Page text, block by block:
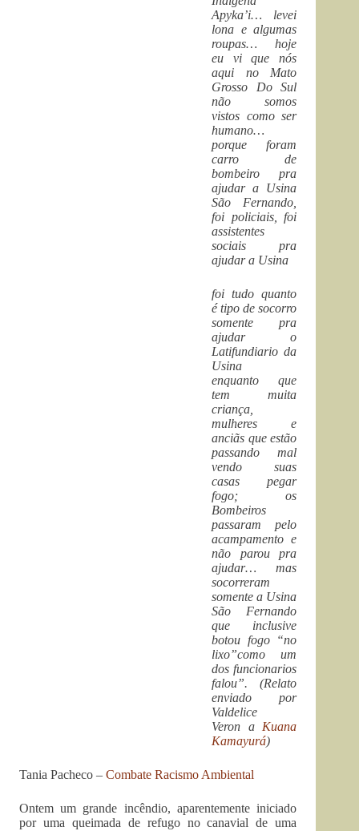
Apyka’i… levei
lona e algumas
roupas… hoje
eu vi que nós
aqui no Mato
Grosso Do Sul
não somos
vistos como ser
humano…
porque foram
carro de
bombeiro pra
ajudar a Usina
São Fernando,
foi policiais, foi
assistentes
sociais pra
ajudar a Usina
foi tudo quanto
é tipo de socorro
somente pra
ajudar o
Latifundiario da
Usina
enquanto que
tem muita
criança,
mulheres e
anciãs que estão
passando mal
vendo suas
casas pegar
fogo; os
Bombeiros
passaram pelo
acampamento e
não parou pra
ajudar… mas
socorreram
somente a Usina
São Fernando
que inclusive
botou fogo “no
lixo”como um
dos funcionarios
falou”. (Relato
enviado por
Valdelice
Veron a Kuana
Kamayurá)
Tania Pacheco – Combate Racismo Ambiental
Ontem um grande incêndio, aparentemente iniciado
por uma queimada de refugo no canavial de uma